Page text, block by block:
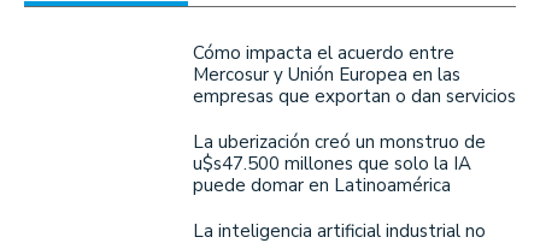
Cómo impacta el acuerdo entre
Mercosur y Unión Europea en las
empresas que exportan o dan servicios
La uberización creó un monstruo de
u$s47.500 millones que solo la IA
puede domar en Latinoamérica
La inteligencia artificial industrial no